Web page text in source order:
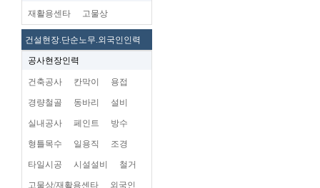
재활용센타 고물상
건설현장.단순노무.외국인인력
공사현장인력
건축공사 칸막이 용접
경량철골 동바리 설비
실내공사 페인트 방수
형틀목수 일용직 조경
타일시공 시설설비 철거
고물상/재활용센타 외국인